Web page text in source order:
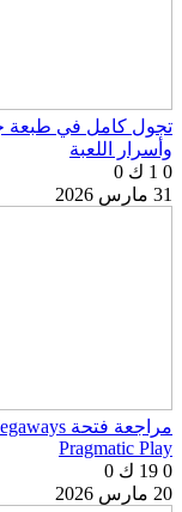
وأسرار اللعبة
0 1 ك
0
31 مارس 2026
Pragmatic Play
0 19 ك
0
20 مارس 2026